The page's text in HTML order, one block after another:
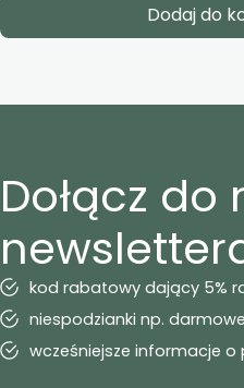
Dodaj do
Dołącz do
kod rabatowy dający 5%
niespodzianki np.
wcześniejsze informacje